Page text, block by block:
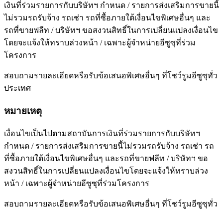
เงินที่ร่วมรายการกับบริษัทฯ กำหนด / รายการส่งเสริมการขายนี้
ไม่รวมรถรับจ้าง รถเช่า รถที่ซื้อภายใต้เงื่อนไขพิเศษอื่นๆ และ
รถที่ขายฟลีท / บริษัทฯ ขอสงวนสิทธิ์ในการเปลี่ยนแปลงเงื่อนไข
โดยจะแจ้งให้ทราบล่วงหน้า / เฉพาะผู้จำหน่ายอีซูซุที่ร่วม
โครงการ
สอบถามรายละเอียดหรือรับข้อเสนอพิเศษอื่นๆ ที่โชว์รูมอีซูซุทั่ว
ประเทศ
หมายเหตุ
เงื่อนไขเป็นไปตามสถาบันการเงินที่ร่วมรายการกับบริษัทฯ
กำหนด / รายการส่งเสริมการขายนี้ไม่รวมรถรับจ้าง รถเช่า รถ
ที่ซื้อภายใต้เงื่อนไขพิเศษอื่นๆ และรถที่ขายฟลีท / บริษัทฯ ขอ
สงวนสิทธิ์ในการเปลี่ยนแปลงเงื่อนไขโดยจะแจ้งให้ทราบล่วง
หน้า / เฉพาะผู้จำหน่ายอีซูซุที่ร่วมโครงการ
สอบถามรายละเอียดหรือรับข้อเสนอพิเศษอื่นๆ ที่โชว์รูมอีซูซุทั่ว